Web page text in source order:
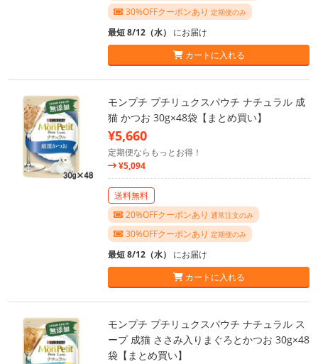
30%OFFクーポンあり 定期便のみ
最短 8/12（水） にお届け
カートに入れる
モンプチ プチリュクスパウチ ナチュラル 成
猫 かつお 30g×48袋【まとめ買い】
¥5,660
定期便ならもっとお得！
¥5,094
送料無料
20%OFFクーポンあり 通常注文のみ
30%OFFクーポンあり 定期便のみ
最短 8/12（水） にお届け
カートに入れる
モンプチ プチリュクスパウチ ナチュラル ス
ープ 成猫 ささみ入りまぐろとかつお 30g×48
袋【まとめ買い】